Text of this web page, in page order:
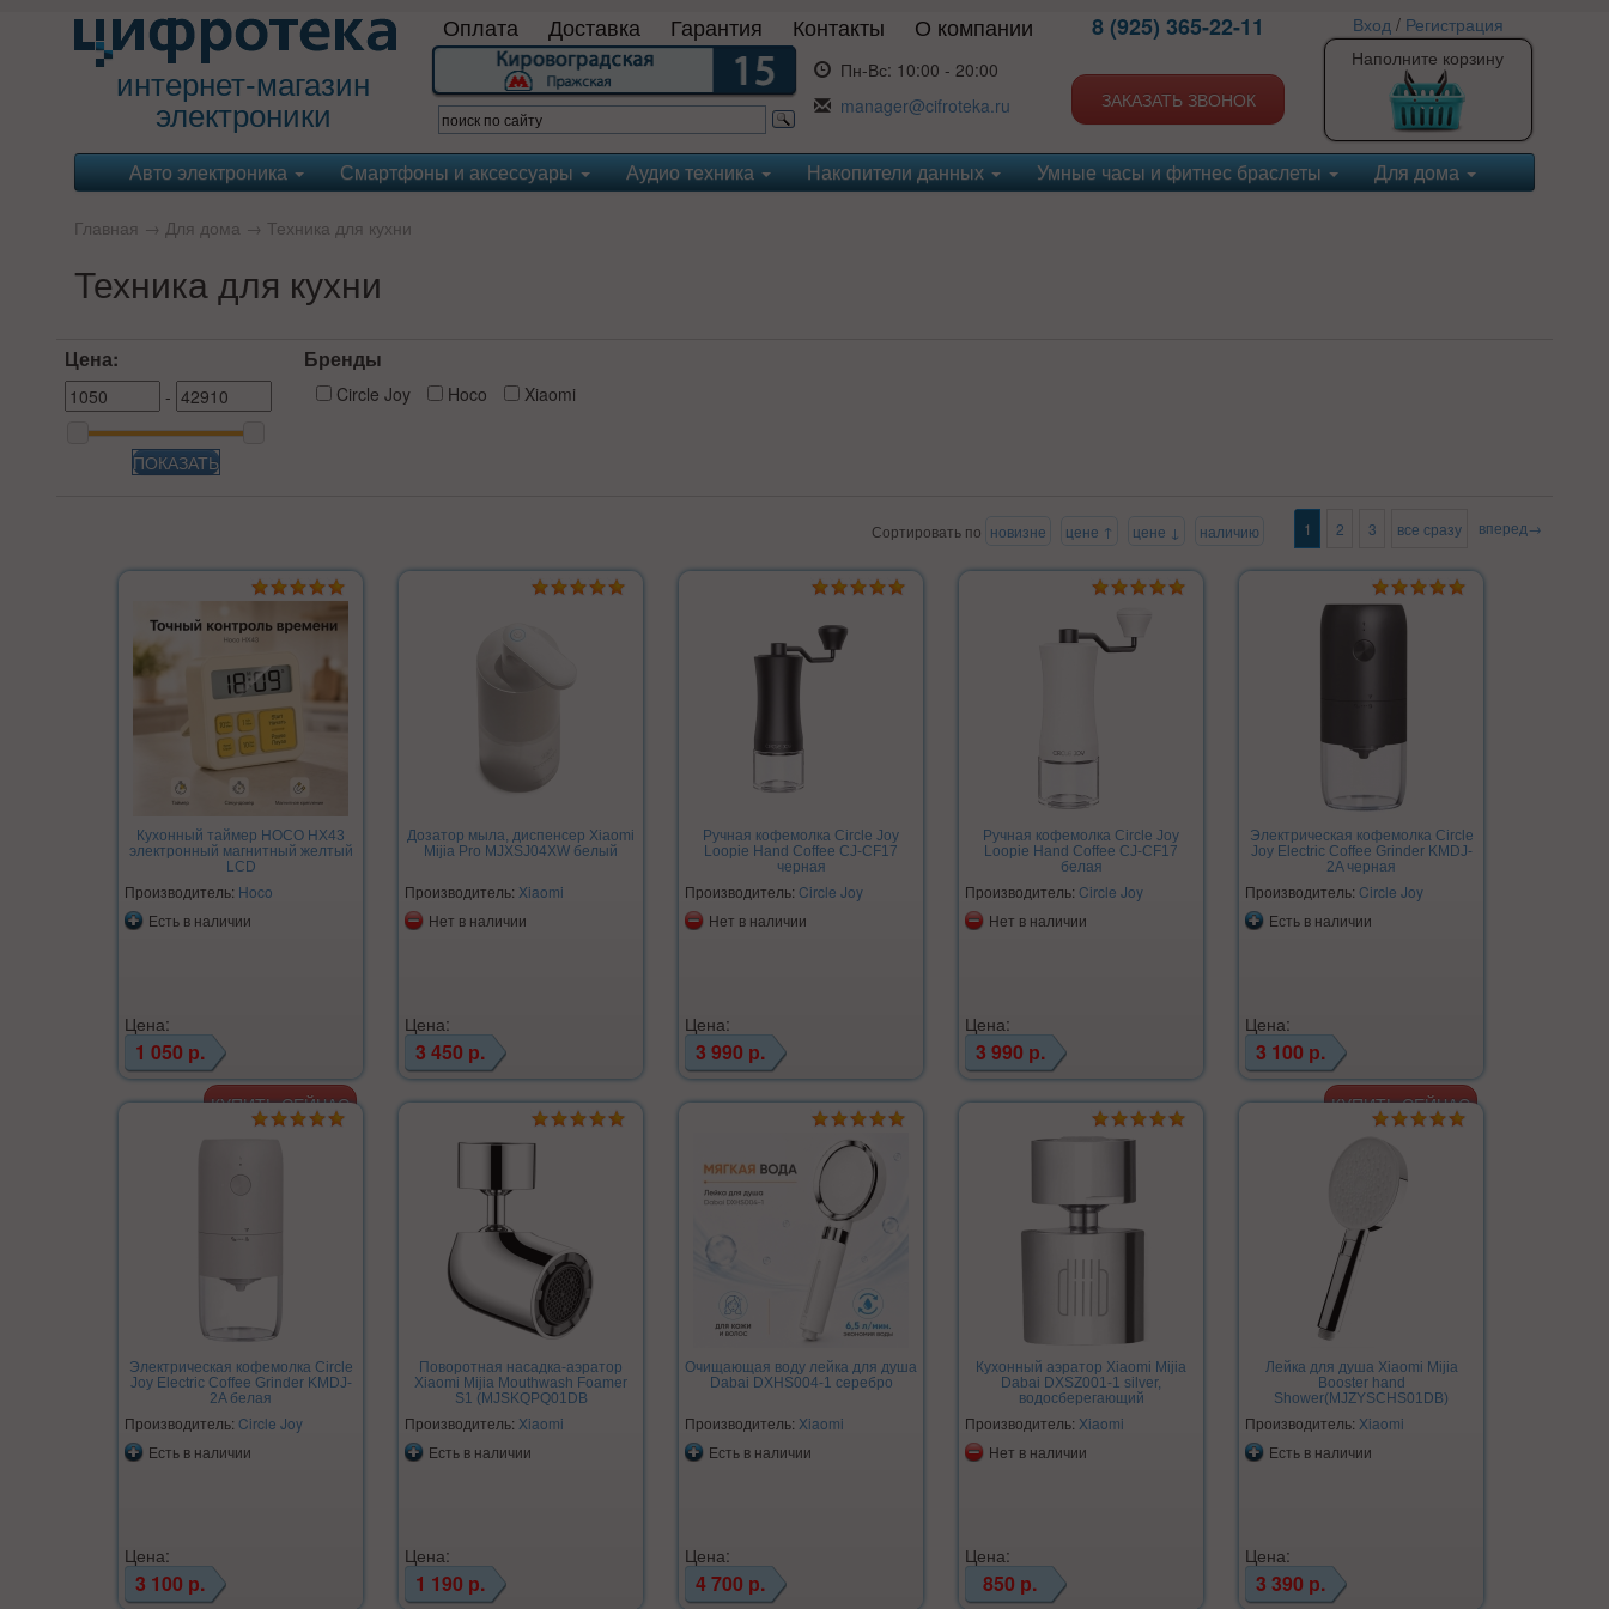
интернет-магазин
электроники
Оплата Доставка Гарантия Контакты О компании
Пн-Вс: 10:00 - 20:00
manager@cifroteka.ru
8 (925) 365-22-11
ЗАКАЗАТЬ ЗВОНОК
Вход/ Регистрация
Наполните корзину
Авто электроника Смартфоны и аксессуары Аудио техника Накопители данных Умные часы и фитнес браслеты Для дома
Главная → Для дома → Техника для кухни
Техника для кухни
Цена:
-
ПОКАЗАТЬ
Бренды
Circle Joy Hoco Xiaomi
1 2 3 все сразу вперед→
Сортировать по новизне цене ↑ цене ↓ наличию
Кухонный таймер HOCO HX43
электронный магнитный желтый
LCD
Производитель: Hoco
Есть в наличии
Цена:
1 050 р.
Дозатор мыла, диспенсер Xiaomi
Mijia Pro MJXSJ04XW белый
Производитель: Xiaomi
Нет в наличии
Цена:
3 450 р.
Ручная кофемолка Circle Joy
Loopie Hand Coffee CJ-CF17
черная
Производитель: Circle Joy
Нет в наличии
Цена:
3 990 р.
Ручная кофемолка Circle Joy
Loopie Hand Coffee CJ-CF17
белая
Производитель: Circle Joy
Нет в наличии
Цена:
3 990 р.
Электрическая кофемолка Circle
Joy Electric Coffee Grinder KMDJ-
2A черная
Производитель: Circle Joy
Есть в наличии
Цена:
3 100 р.
Электрическая кофемолка Circle
Joy Electric Coffee Grinder KMDJ-
2A белая
Производитель: Circle Joy
Есть в наличии
Цена:
3 100 р.
Поворотная насадка-аэратор
Xiaomi Mijia Mouthwash Foamer
S1 (MJSKQPQ01DB
Производитель: Xiaomi
Есть в наличии
Цена:
1 190 р.
Очищающая воду лейка для душа
Dabai DXHS004-1 серебро
Производитель: Xiaomi
Есть в наличии
Цена:
4 700 р.
Кухонный аэратор Xiaomi Mijia
Dabai DXSZ001-1 silver,
водосберегающий
Производитель: Xiaomi
Нет в наличии
Цена:
850 р.
Лейка для душа Xiaomi Mijia
Booster hand
Shower(MJZYSCHS01DB)
Производитель: Xiaomi
Есть в наличии
Цена:
3 390 р.